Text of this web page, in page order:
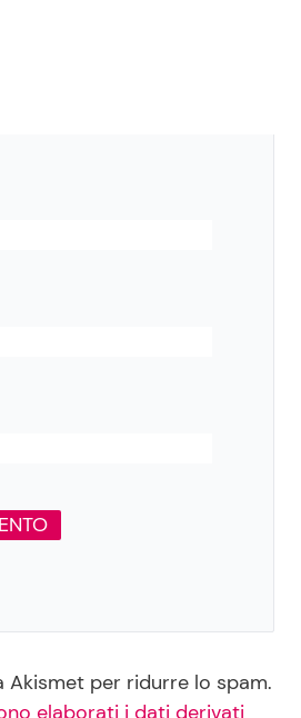
Akismet per ridurre lo spam.
elaborati i dati derivati